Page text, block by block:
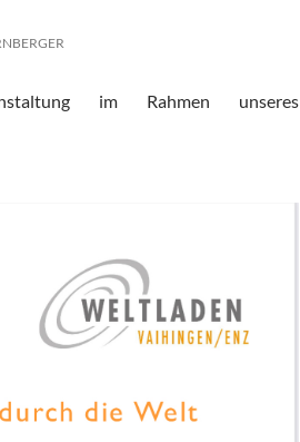
im Rahmen unseres